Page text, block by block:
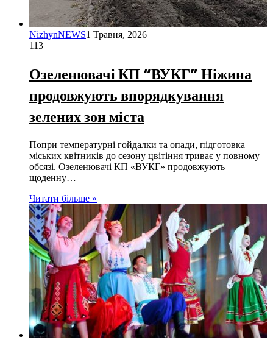
NizhynNEWS1 Травня, 2026
113
Озеленювачі КП “ВУКГ” Ніжина
продовжують впорядкування
зелених зон міста
Попри температурні гойдалки та опади, підготовка
міських квітників до сезону цвітіння триває у повному
обсязі. Озеленювачі КП «ВУКГ» продовжують
щоденну…
Читати більше »